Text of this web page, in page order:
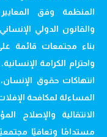
المنظمة وفق
والقانون الدولي
بناء مجتمعات قائمة
واحترام الكرامة
انتهاكات حقوق
المساءلة لمكافحة
الانتقالية
مستدامًا وتعافيًا